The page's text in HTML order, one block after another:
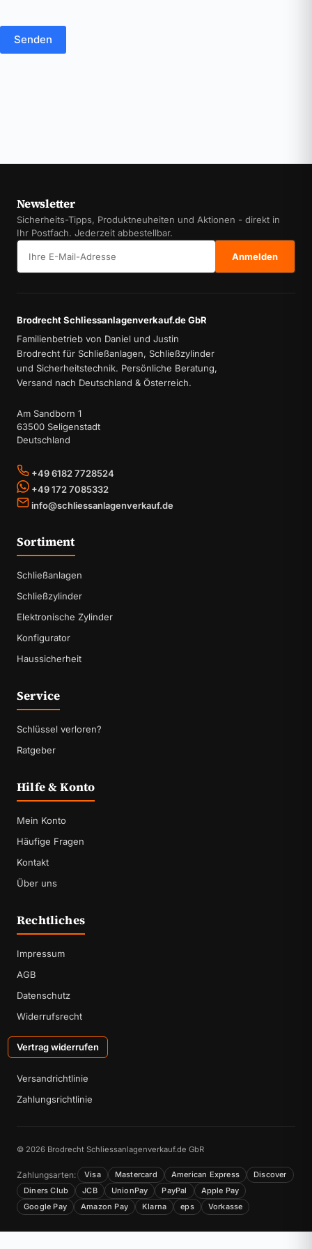
Senden
Newsletter
Sicherheits-Tipps, Produktneuheiten und Aktionen - direkt in
Ihr Postfach. Jederzeit abbestellbar.
Anmelden
Brodrecht Schliessanlagenverkauf.de GbR
Familienbetrieb von Daniel und Justin
Brodrecht für Schließanlagen, Schließzylinder
und Sicherheitstechnik. Persönliche Beratung,
Versand nach Deutschland & Österreich.
Am Sandborn 1
63500 Seligenstadt
Deutschland
+49 6182 7728524
+49 172 7085332
info@schliessanlagenverkauf.de
Sortiment
Schließanlagen
Schließzylinder
Elektronische Zylinder
Konfigurator
Haussicherheit
Service
Schlüssel verloren?
Ratgeber
Hilfe & Konto
Mein Konto
Häufige Fragen
Kontakt
Über uns
Rechtliches
Impressum
AGB
Datenschutz
Widerrufsrecht
Vertrag widerrufen
Versandrichtlinie
Zahlungsrichtlinie
© 2026 Brodrecht Schliessanlagenverkauf.de GbR
Zahlungsarten: Visa Mastercard American Express
Discover
Diners Club
JCB UnionPay PayPal
Apple Pay
Google Pay
Amazon Pay Klarna eps Vorkasse